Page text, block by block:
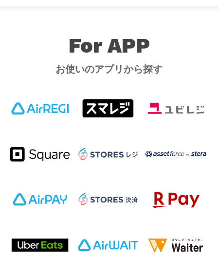
For APP
お使いのアプリから探す